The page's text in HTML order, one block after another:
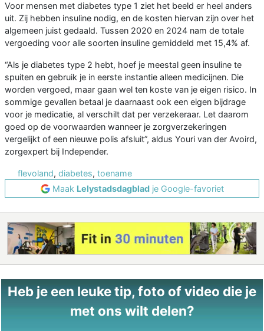
Voor mensen met diabetes type 1 ziet het beeld er heel anders
uit. Zij hebben insuline nodig, en de kosten hiervan zijn over het
algemeen juist gedaald. Tussen 2020 en 2024 nam de totale
vergoeding voor alle soorten insuline gemiddeld met 15,4% af.
“Als je diabetes type 2 hebt, hoef je meestal geen insuline te
spuiten en gebruik je in eerste instantie alleen medicijnen. Die
worden vergoed, maar gaan wel ten koste van je eigen risico. In
sommige gevallen betaal je daarnaast ook een eigen bijdrage
voor je medicatie, al verschilt dat per verzekeraar. Let daarom
goed op de voorwaarden wanneer je zorgverzekeringen
vergelijkt of een nieuwe polis afsluit”, aldus Youri van der Avoird,
zorgexpert bij Independer.
flevoland, diabetes, toename
Maak Lelystadsdagbladje Google-favoriet
Heb je een leuke tip, foto of video die je
met ons wilt delen?